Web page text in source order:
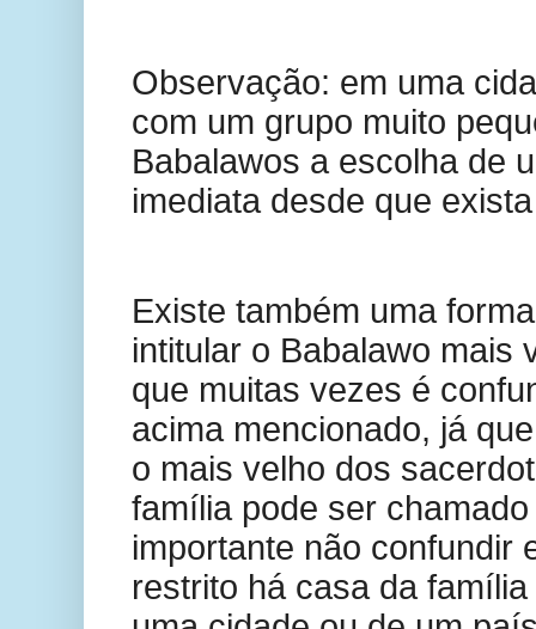
Observação: em uma
com um grupo muito
Babalawos a escolha de
imediata desde que
Existe também uma
intitular o Babalawo mais
que muitas vezes é
acima mencionado, já
o mais velho dos
família pode ser
importante não confundir
restrito há casa da